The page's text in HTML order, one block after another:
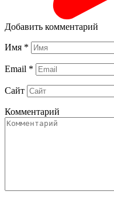
Добавить комментарий
Имя *
Email *
Сайт
Комментарий